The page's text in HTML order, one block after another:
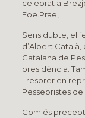
celebrat a
Foe.Prae,
Sens dubte, el
d’Albert
Catalana de
presidència.
Tresorer en
Pessebristes de
Com és